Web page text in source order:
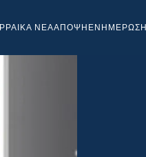
ΝΕΑΑΠΟΨΗ ΕΝΗΜΕΡΩΣΗ